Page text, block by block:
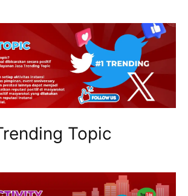
Topic